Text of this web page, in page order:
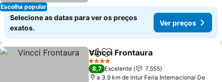
Escolha popular
Selecione as datas para ver os preços
exatos.
Ver preços
PartilharAdicionar aos favoritos
Vincci Frontaura
4 Estrelas
8,7 Excelente
7.555
a 3.9 km de Intur Feria Internacional De